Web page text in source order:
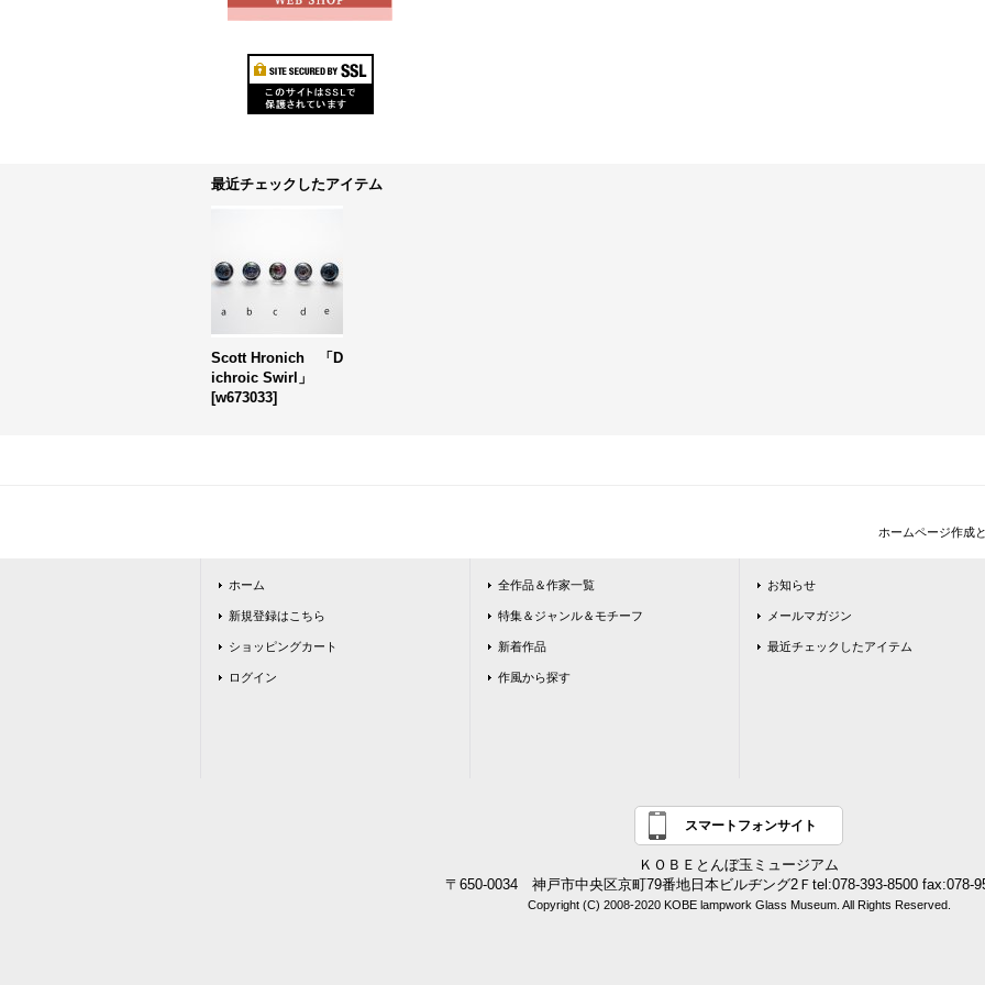
最近チェックしたアイテム
Scott Hronich 「D
ichroic Swirl」
[w673033]
ホームページ作成
ホーム
新規登録はこちら
ショッピングカート
ログイン
全作品＆作家一覧
特集＆ジャンル＆モチーフ
新着作品
作風から探す
お知らせ
メールマガジン
最近チェックしたアイテム
スマートフォンサイト
ＫＯＢＥとんぼ玉ミュージアム
〒650-0034 神戸市中央区京町79番地日本ビルヂング2Ｆtel:078-393-8500 fax:078-
Copyright (C) 2008-2020 KOBE lampwork Glass Museum. All Rights Reserved.